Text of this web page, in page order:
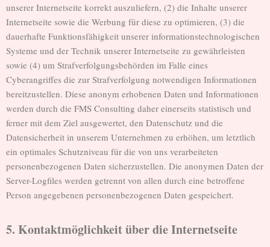
unserer Internetseite korrekt auszuliefern, (2) die Inhalte unserer
Internetseite sowie die Werbung für diese zu optimieren, (3) die
dauerhafte Funktionsfähigkeit unserer informationstechnologischen
Systeme und der Technik unserer Internetseite zu gewährleisten
sowie (4) um Strafverfolgungsbehörden im Falle eines
Cyberangriffes die zur Strafverfolgung notwendigen Informationen
bereitzustellen. Diese anonym erhobenen Daten und Informationen
werden durch die FMS Consulting daher einerseits statistisch und
ferner mit dem Ziel ausgewertet, den Datenschutz und die
Datensicherheit in unserem Unternehmen zu erhöhen, um letztlich
ein optimales Schutzniveau für die von uns verarbeiteten
personenbezogenen Daten sicherzustellen. Die anonymen Daten der
Server-Logfiles werden getrennt von allen durch eine betroffene
Person angegebenen personenbezogenen Daten gespeichert.
5. Kontaktmöglichkeit über die Internetseite